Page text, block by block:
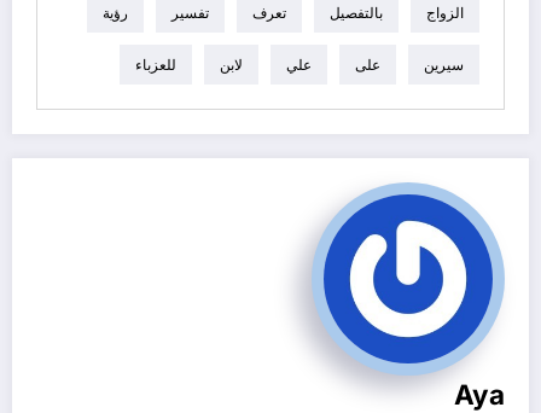
الزواج بالتفصيل تعرف تفسير رؤية
سيرين على علي لابن للعزباء
Aya